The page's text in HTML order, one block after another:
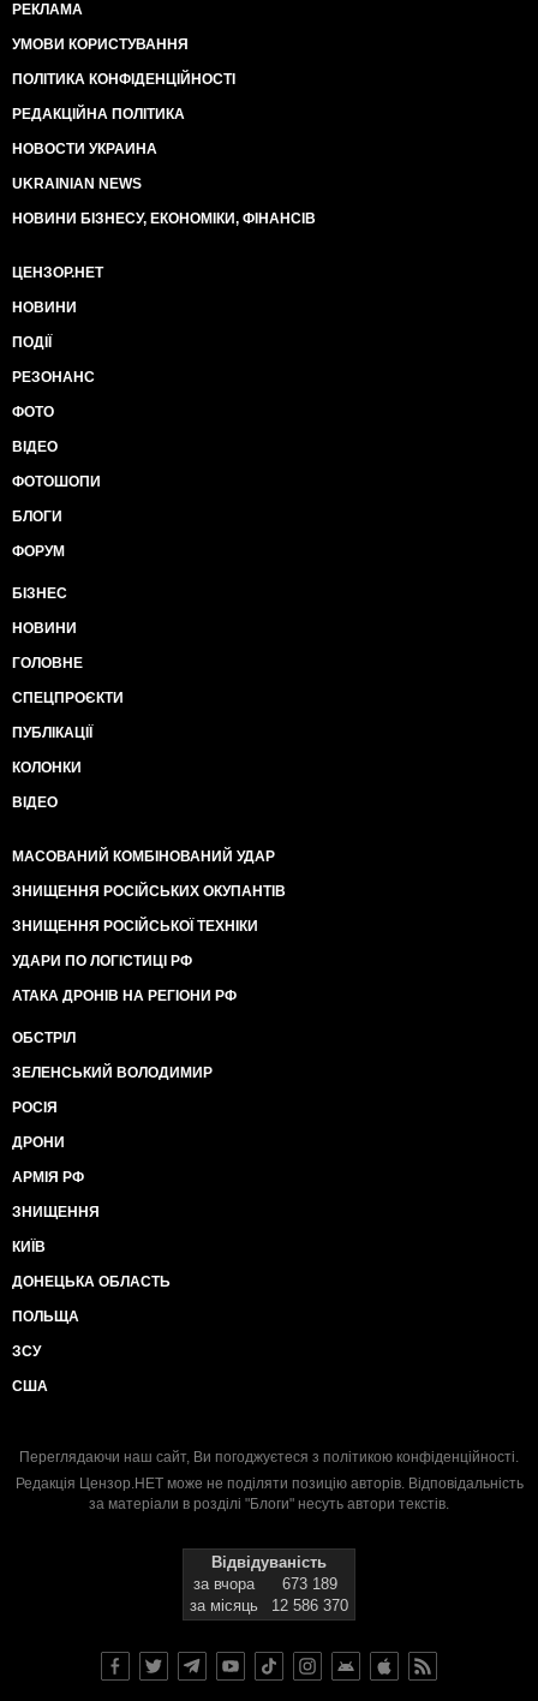
РЕКЛАМА
УМОВИ КОРИСТУВАННЯ
ПОЛІТИКА КОНФІДЕНЦІЙНОСТІ
РЕДАКЦІЙНА ПОЛІТИКА
НОВОСТИ УКРАИНА
UKRAINIAN NEWS
НОВИНИ БІЗНЕСУ, ЕКОНОМІКИ, ФІНАНСІВ
ЦЕНЗОР.НЕТ
НОВИНИ
ПОДІЇ
РЕЗОНАНС
ФОТО
ВІДЕО
ФОТОШОПИ
БЛОГИ
ФОРУМ
БІЗНЕС
НОВИНИ
ГОЛОВНЕ
СПЕЦПРОЄКТИ
ПУБЛІКАЦІЇ
КОЛОНКИ
ВІДЕО
МАСОВАНИЙ КОМБІНОВАНИЙ УДАР
ЗНИЩЕННЯ РОСІЙСЬКИХ ОКУПАНТІВ
ЗНИЩЕННЯ РОСІЙСЬКОЇ ТЕХНІКИ
УДАРИ ПО ЛОГІСТИЦІ РФ
АТАКА ДРОНІВ НА РЕГІОНИ РФ
ОБСТРІЛ
ЗЕЛЕНСЬКИЙ ВОЛОДИМИР
РОСІЯ
ДРОНИ
АРМІЯ РФ
ЗНИЩЕННЯ
КИЇВ
ДОНЕЦЬКА ОБЛАСТЬ
ПОЛЬЩА
ЗСУ
США
Переглядаючи наш сайт, Ви погоджуєтеся з політикою конфіденційності.
Редакція Цензор.НЕТ може не поділяти позицію авторів. Відповідальність
за матеріали в розділі "Блоги" несуть автори текстів.
Відвідуваність
за вчора
673 189
за місяць
12 586 370